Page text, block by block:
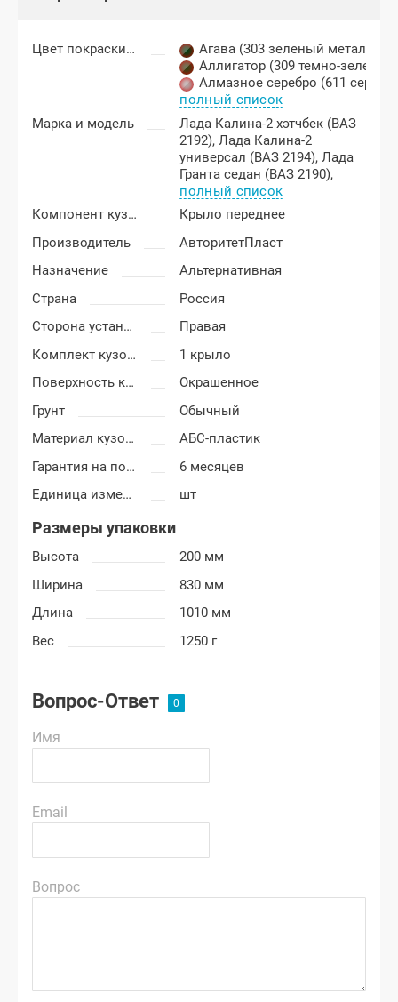
Цвет покраски Лада Гранта Агава (303 зеленый металлик)
Аллигатор (309 темно-
Алмазное серебро (611
полный список
Марка и модель
Лада Калина-2 хэтчбек (ВАЗ
2192),Лада Калина-2
универсал (ВАЗ 2194),Лада
Гранта седан (ВАЗ 2190),
полный список
Компонент кузова
Крыло переднее
Производитель
АвторитетПласт
Назначение
Альтернативная
Страна
Россия
Сторона установки
Правая
Комплект кузовных деталей
1 крыло
Поверхность крыла
Окрашенное
Грунт
Обычный
Материал кузовных деталей
АБС-пластик
Гарантия на покраску
6 месяцев
Единица измерения
шт
Размеры упаковки
Высота
200 мм
Ширина
830 мм
Длина
1010 мм
Вес
1250 г
Вопрос-Ответ
Имя
Email
Вопрос